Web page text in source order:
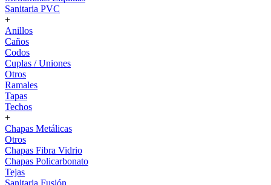
Sanitaria PVC
+
Anillos
Caños
Codos
Cuplas / Uniones
Otros
Ramales
Tapas
Techos
+
Chapas Metálicas
Otros
Chapas Fibra Vidrio
Chapas Policarbonato
Tejas
Sanitaria Fusión